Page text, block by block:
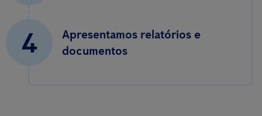
4
Apresentamos relatórios e
documentos